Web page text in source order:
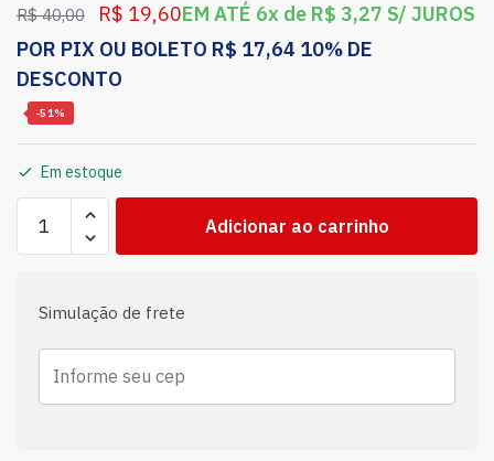
R$40,00 R$ 19,60EM ATÉ 6x de R$ 3,27 S/ JUROS
POR PIX OU BOLETO R$ 17,64 10% DE
DESCONTO
-51%
Em estoque
Adicionar ao carrinho
Simulação de frete